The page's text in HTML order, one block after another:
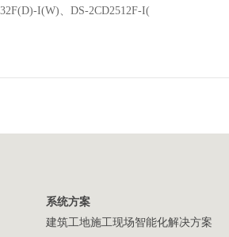
I(W)、DS-2CD2512F-I(
系统方案
建筑工地施工现场智能化解决方案